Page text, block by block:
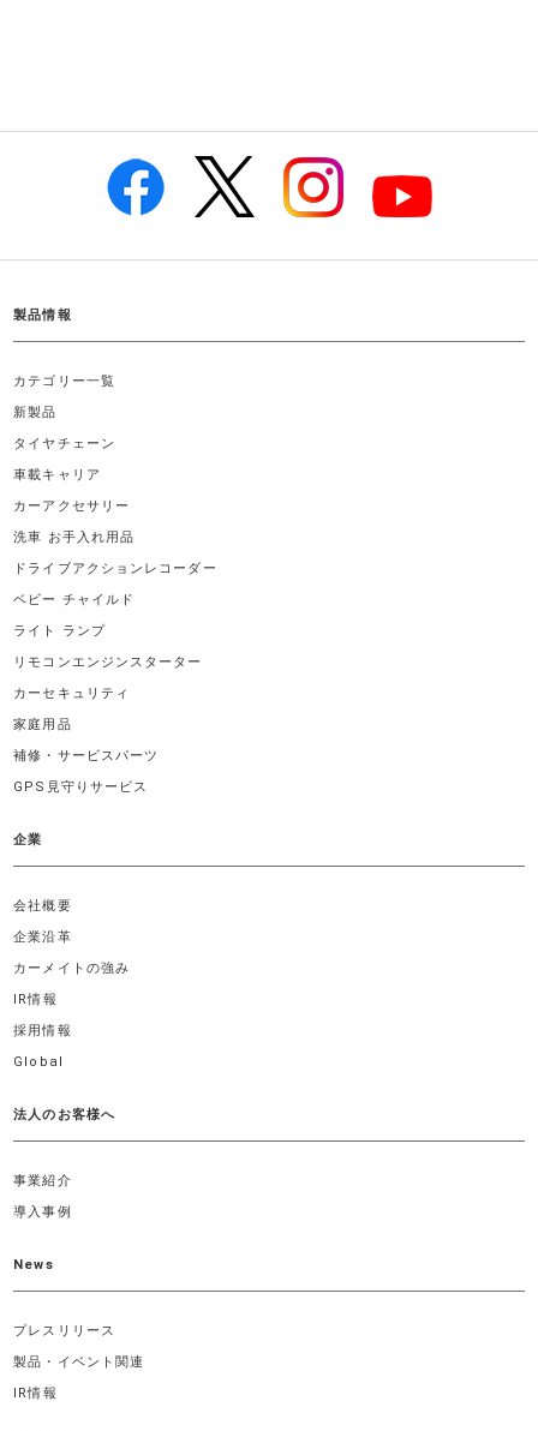
製品情報
カテゴリー一覧
新製品
タイヤチェーン
車載キャリア
カーアクセサリー
洗車 お手入れ用品
ドライブアクションレコーダー
ベビー チャイルド
ライト ランプ
リモコンエンジンスターター
カーセキュリティ
家庭用品
補修・サービスパーツ
GPS見守りサービス
企業
会社概要
企業沿革
カーメイトの強み
IR情報
採用情報
Global
法人のお客様へ
事業紹介
導入事例
News
プレスリリース
製品・イベント関連
IR情報